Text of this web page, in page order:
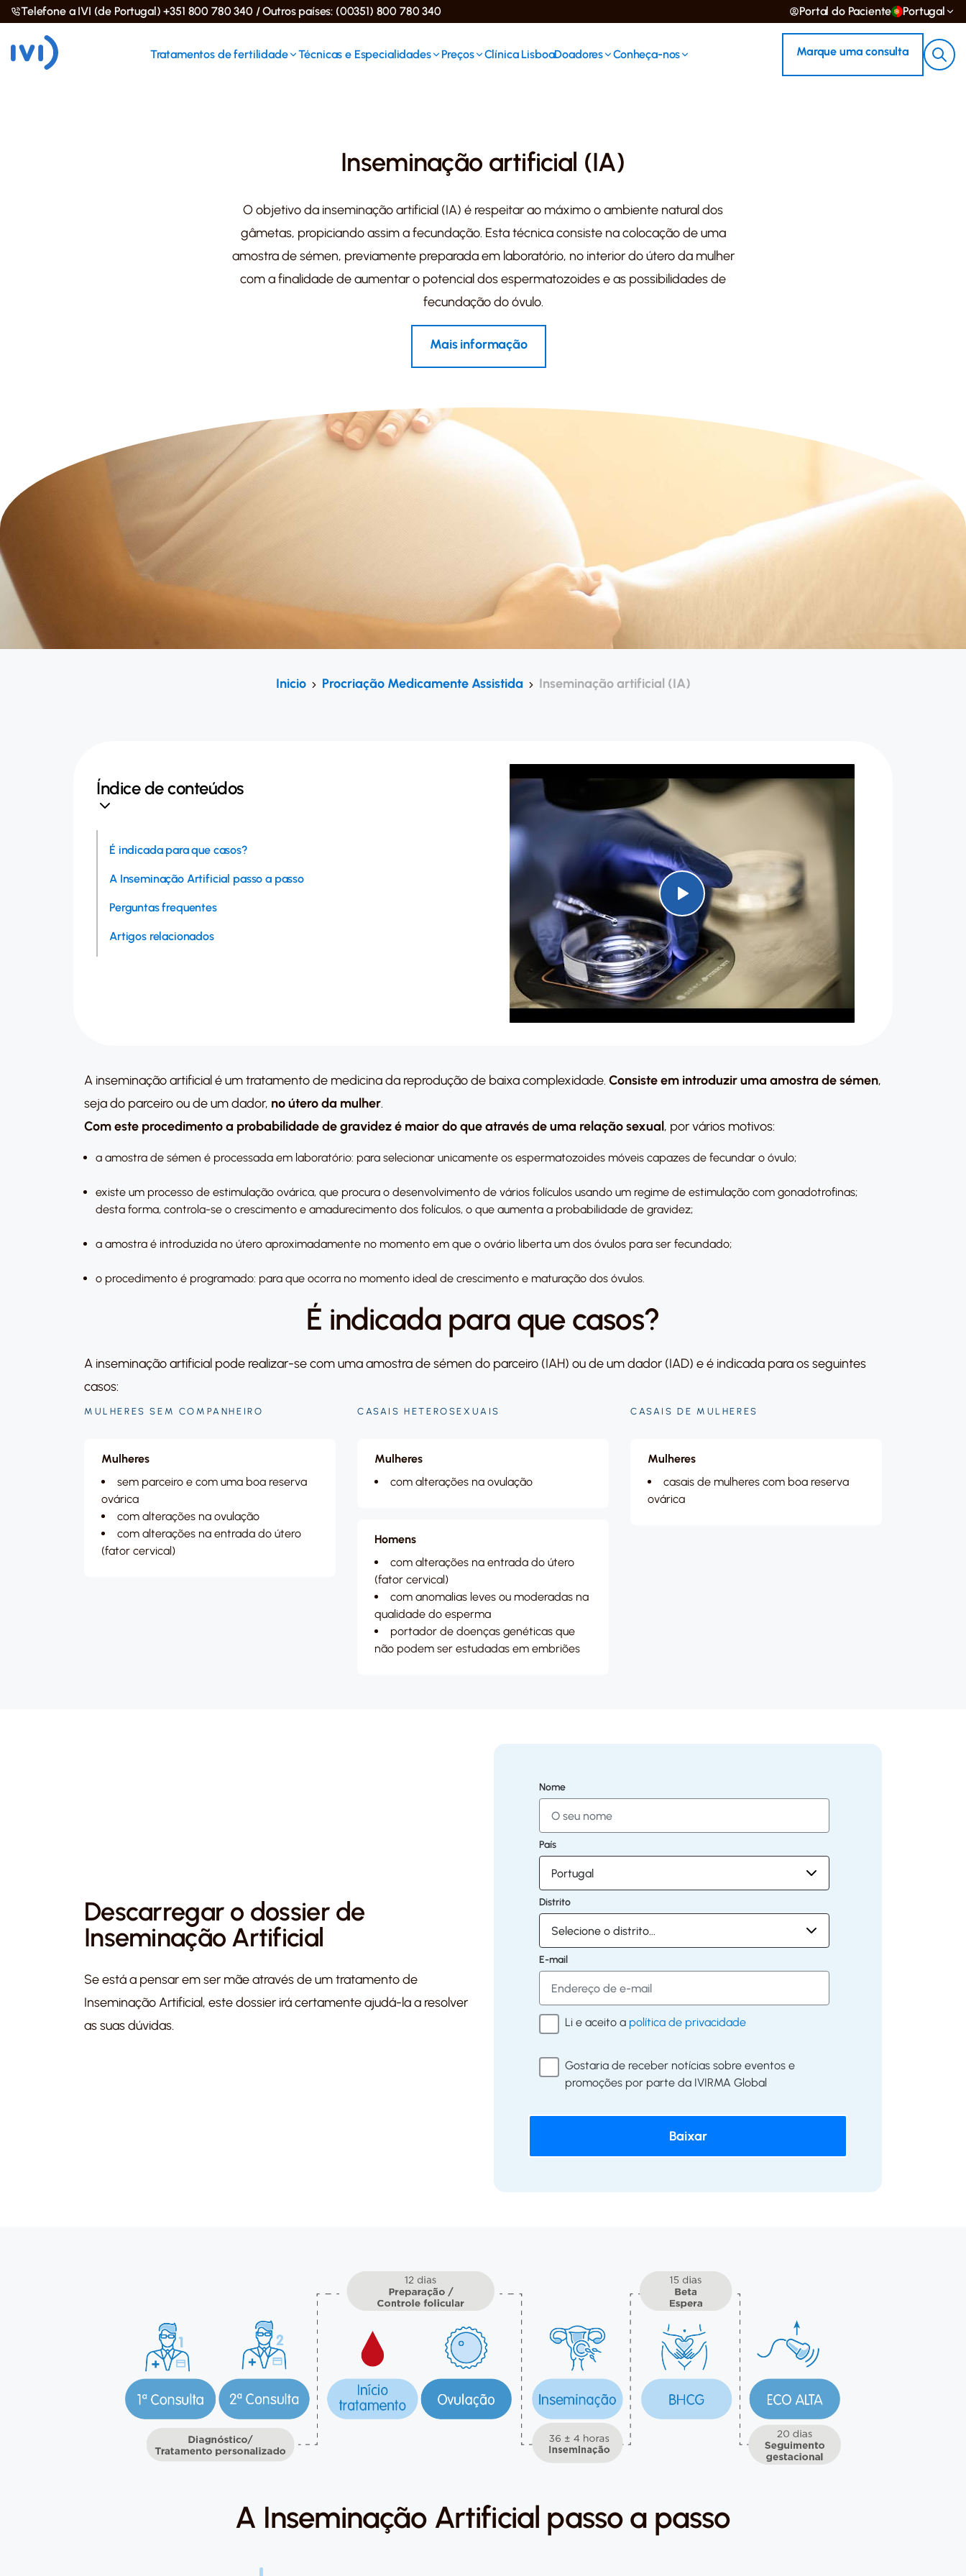
Telefone a IVI (de Portugal) +351 800 780 340 / Outros países: (00351) 800 780 340 Portal do Paciente Portugal
Tratamentos de fertilidade Técnicas e Especialidades Preços Clínica LisboaDoadores Conheça-nos Marque uma consulta
Inseminação artificial (IA)
O objetivo da inseminação artificial (IA) é respeitar ao máximo o ambiente natural dos
gâmetas, propiciando assim a fecundação. Esta técnica consiste na colocação de uma
amostra de sémen, previamente preparada em laboratório, no interior do útero da mulher
com a finalidade de aumentar o potencial dos espermatozoides e as possibilidades de
fecundação do óvulo.
Mais informação
Inicio Procriação Medicamente Assistida Inseminação artificial (IA)
Índice de conteúdos
É indicada para que casos?
A Inseminação Artificial passo a passo
Perguntas frequentes
Artigos relacionados
A inseminação artificial é um tratamento de medicina da reprodução de baixa complexidade. Consiste em introduzir uma amostra de sémen,
seja do parceiro ou de um dador, no útero da mulher.
Com este procedimento a probabilidade de gravidez é maior do que através de uma relação sexual, por vários motivos:
a amostra de sémen é processada em laboratório: para selecionar unicamente os espermatozoides móveis capazes de fecundar o óvulo;
existe um processo de estimulação ovárica, que procura o desenvolvimento de vários folículos usando um regime de estimulação com gonadotrofinas;
desta forma, controla-se o crescimento e amadurecimento dos folículos, o que aumenta a probabilidade de gravidez;
a amostra é introduzida no útero aproximadamente no momento em que o ovário liberta um dos óvulos para ser fecundado;
o procedimento é programado: para que ocorra no momento ideal de crescimento e maturação dos óvulos.
É indicada para que casos?
A inseminação artificial pode realizar-se com uma amostra de sémen do parceiro (IAH) ou de um dador (IAD) e é indicada para os seguintes
casos:
MULHERES SEM COMPANHEIRO
Mulheres
sem parceiro e com uma boa reserva
ovárica
com alterações na ovulação
com alterações na entrada do útero
(fator cervical)
CASAIS HETEROSEXUAIS
Mulheres
com alterações na ovulação
Homens
com alterações na entrada do útero
(fator cervical)
com anomalias leves ou moderadas na
qualidade do esperma
portador de doenças genéticas que
não podem ser estudadas em embriões
CASAIS DE MULHERES
Mulheres
casais de mulheres com boa reserva
ovárica
Descarregar o dossier de
Inseminação Artificial
Se está a pensar em ser mãe através de um tratamento de
Inseminação Artificial, este dossier irá certamente ajudá-la a resolver
as suas dúvidas.
Nome
País
Distrito
E-mail
Li e aceito a política de privacidade
Gostaria de receber notícias sobre eventos e
promoções por parte da IVIRMA Global
Baixar
A Inseminação Artificial passo a passo